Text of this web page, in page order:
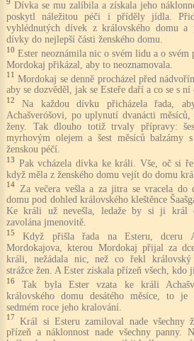
Dívka se mu zalíbila a získala jeho
poskytl náležitou péči i příděly jídla.
vyhlédnutých dívek z královského domu
dívky do nejlepší části ženského domu.
10 Ester neoznámila nic o svém lidu a o
Mordokaj přikázal, aby to neoznamovala.
11 Mordokaj se denně procházel před
aby se dozvěděl, jak se Esteře daří a co se s ní
12
Na každou dívku přicházela řada,
Achašveróšovi, po uplynutí dvanácti
ženy. Tak dlouho totiž trvaly přípravy:
myrhovým olejem a šest měsíců balzámy
ženskou péčí.
13 Pak vcházela dívka ke králi. Vše, oč si
když měla z ženského domu vejít do domu
14
Za večera vešla a za jitra se vracela do
domu pod dohled královského kleštěnce
Ke králi už nevešla, ledaže by si ji král
zavolána jmenovitě.
15
Když přišla řada na Esteru, dceru
Mordokajova, kterou Mordokaj přijal za
králi, nežádala nic, než co řekl královský
strážce žen. A Ester získala přízeň všech, kdo
16
Tak byla Ester vzata ke králi
královského domu desátého měsíce, to je
sedmém roce jeho kralování.
17
Král si Esteru zamiloval nade všechny
přízeň a náklonnost nade všechny